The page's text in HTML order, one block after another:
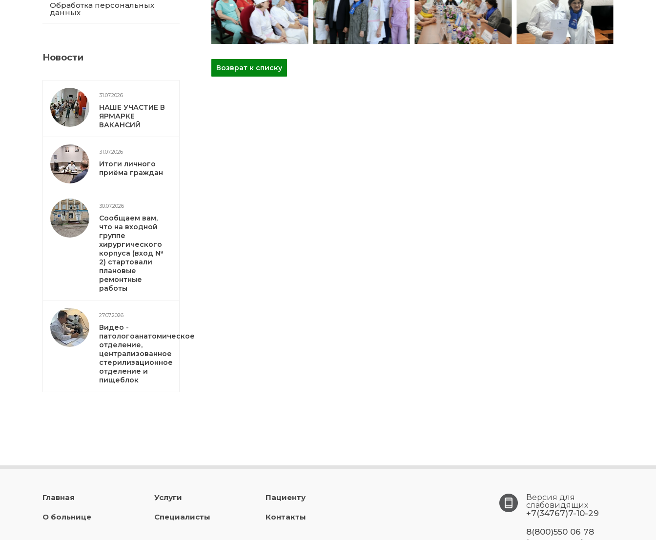
Обработка персональных
данных
Новости
31.07.2026
НАШЕ УЧАСТИЕ В
ЯРМАРКЕ
ВАКАНСИЙ
31.07.2026
Итоги личного
приёма граждан
30.07.2026
Сообщаем вам,
что на входной
группе
хирургического
корпуса (вход №
2) стартовали
плановые
ремонтные
работы
27.07.2026
Видео -
патологоанатомическое
отделение,
централизованное
стерилизационное
отделение и
пищеблок
Возврат к списку
Главная
О больнице
Услуги
Специалисты
Пациенту
Контакты
Версия для
слабовидящих
+7(34767)7-10-29
8(800)550 06 78